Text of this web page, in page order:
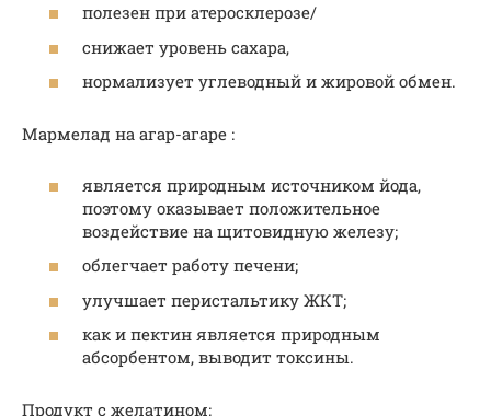
полезен при атеросклерозе/
снижает уровень сахара,
нормализует углеводный и жировой обмен.
Мармелад на агар-агаре :
является природным источником йода,
поэтому оказывает положительное
воздействие на щитовидную железу;
облегчает работу печени;
улучшает перистальтику ЖКТ;
как и пектин является природным
абсорбентом, выводит токсины.
Продукт с желатином: